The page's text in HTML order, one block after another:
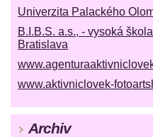
Univerzita Palackého
B.I.B.S. a.s., - vysoká
Bratislava
www.aktivniclovek-
Archiv